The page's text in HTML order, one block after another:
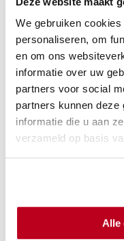
We gebruiken
personaliseren, om
en om ons
informatie over uw
partners voor social
partners kunnen deze
informatie die u aan
verzameld op basis
Alle
voor
de
sector?
trends
op
de
sector?
opgaven
zijn
er
voor
de
sector?
Gratis te